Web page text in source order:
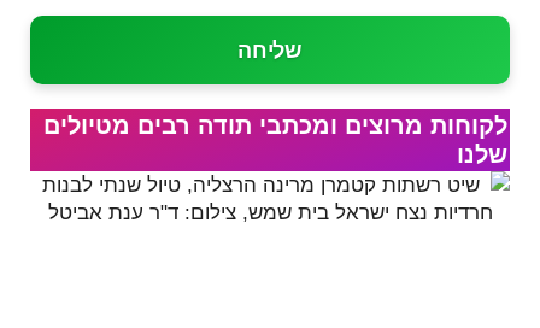
שליחה
לקוחות מרוצים ומכתבי תודה רבים מטיולים
שלנו